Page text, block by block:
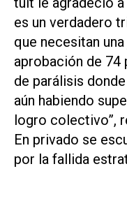
es un verdadero
que necesitan
aprobación de 74
de parálisis
aún habiendo
logro colectivo”,
En privado se
por la fallida